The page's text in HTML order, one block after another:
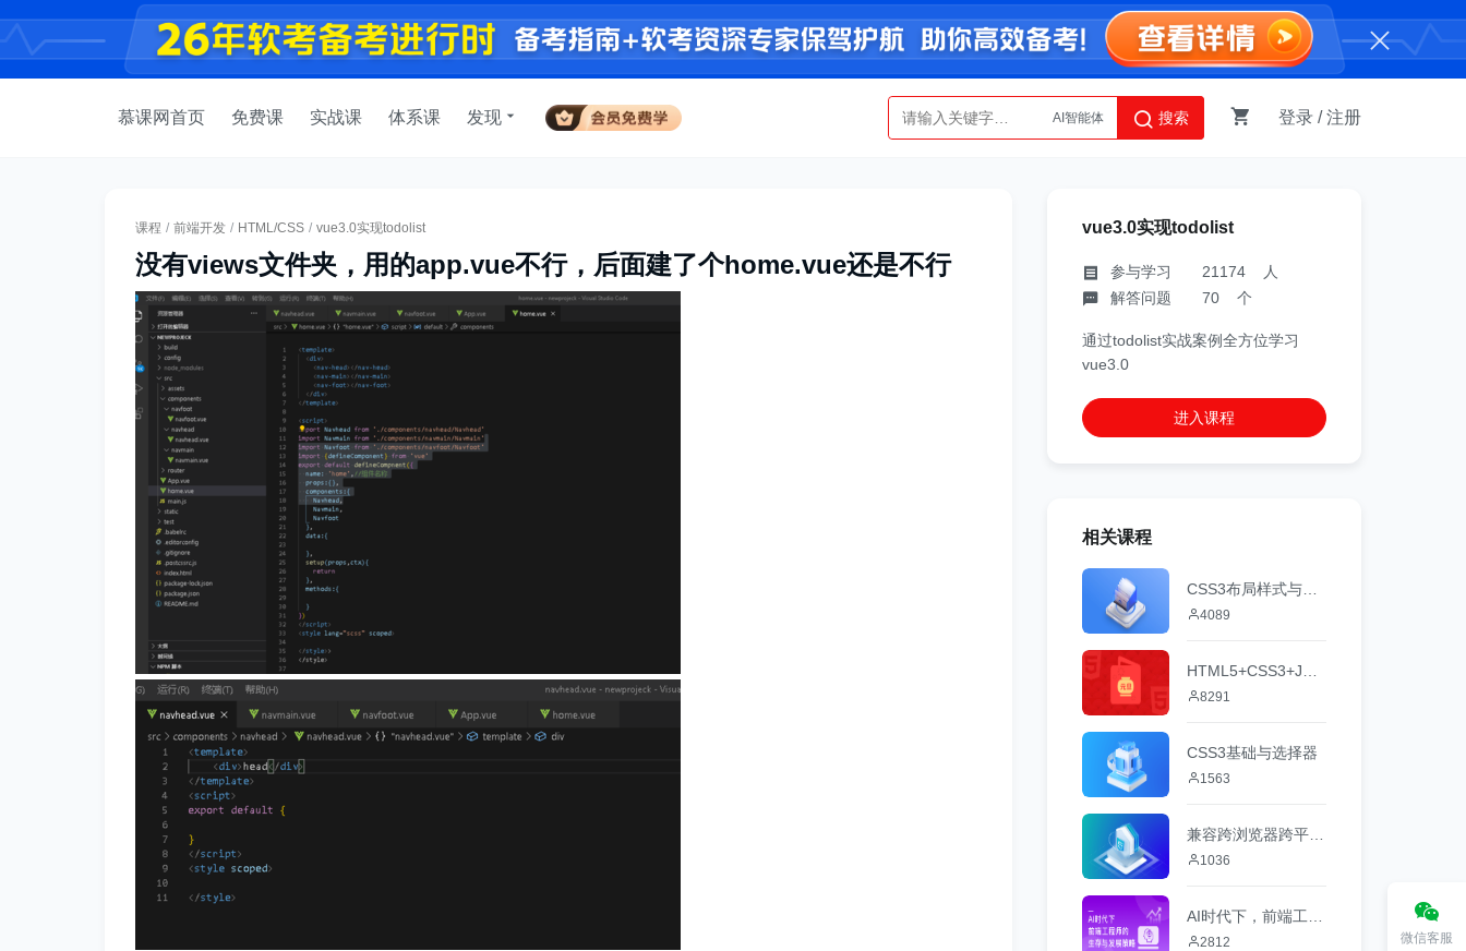
慕课网首页 免费课 实战课 体系课 发现
AI智能体
Python
搜索 登录 /注册
课程 / 前端开发 / HTML/CSS / vue3.0实现todolist
没有views文件夹，用的app.vue不行，后面建了个home.vue还是不行
vue3.0实现todolist
参与学习 21174 人
解答问题 70 个
通过todolist实战案例全方位学习
vue3.0
进入课程
相关课程
4089
8291
CSS3基础与选择器
1563
1036
2812 微信客服